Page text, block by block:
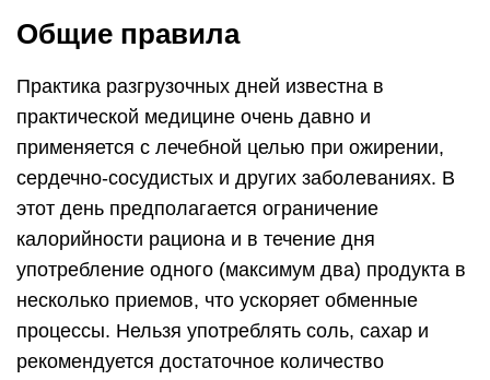
Общие правила
Практика разгрузочных дней известна в
практической медицине очень давно и
применяется с лечебной целью при ожирении,
сердечно-сосудистых и других заболеваниях. В
этот день предполагается ограничение
калорийности рациона и в течение дня
употребление одного (максимум два) продукта в
несколько приемов, что ускоряет обменные
процессы. Нельзя употреблять соль, сахар и
рекомендуется достаточное количество